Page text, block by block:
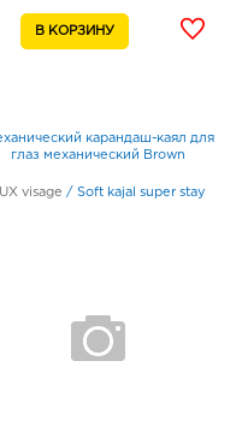
карандаш-каял для
глаз механический Brown
visage / Soft kajal super stay